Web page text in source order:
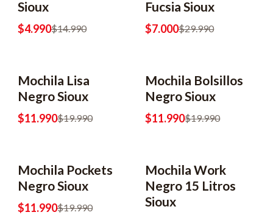
Sioux
$4.990$14.990
Fucsia Sioux
$7.000$29.990
-40% OFF
Mochila Lisa
Negro Sioux
$11.990$19.990
-40% OFF
Mochila Bolsillos
Negro Sioux
$11.990$19.990
-40% OFF
Mochila Pockets
Negro Sioux
$11.990$19.990
-40% OFF
Mochila Work
Negro 15 Litros
Sioux